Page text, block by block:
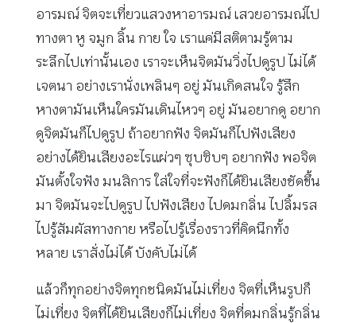
อารมณ์ จิตจะเที่ยวแสวงหาอารมณ์ เสวยอารมณ์ไป
ทางตา หู จมูก ลิ้น กาย ใจ เราแค่มีสติตามรู้ตาม
ระลึกไปเท่านั้นเอง เราจะเห็นจิตมันวิ่งไปดูรูป ไม่ได้
เจตนา อย่างเรานั่งเพลินๆ อยู่ มันเกิดสนใจ รู้สึก
หางตามันเห็นใครมันเดินไหวๆ อยู่ มันอยากดู อยาก
ดูจิตมันก็ไปดูรูป ถ้าอยากฟัง จิตมันก็ไปฟังเสียง
อย่างได้ยินเสียงอะไรแผ่วๆ ซุบซิบๆ อยากฟัง พอจิต
มันตั้งใจฟัง มนสิการ ใส่ใจที่จะฟังก็ได้ยินเสียงชัดขึ้น
มา จิตมันจะไปดูรูป ไปฟังเสียง ไปดมกลิ่น ไปลิ้มรส
ไปรู้สัมผัสทางกาย หรือไปรู้เรื่องราวที่คิดนึกทั้ง
หลาย เราสั่งไม่ได้ บังคับไม่ได้
แล้วก็ทุกอย่างจิตทุกชนิดมันไม่เที่ยง จิตที่เห็นรูปก็
ไม่เที่ยง จิตที่ได้ยินเสียงก็ไม่เที่ยง จิตที่ดมกลิ่นรู้กลิ่น